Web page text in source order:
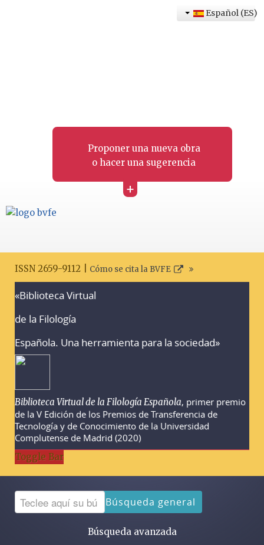
Proponer una nueva obra
o hacer una sugerencia
+
Español (ES)
ISSN 2659-9112 | Cómo se cita la BVFE
«Biblioteca Virtual
de la Filología
Española. Una herramienta para la sociedad»
Biblioteca Virtual de la Filología Española, primer premio
de la V Edición de los Premios de Transferencia de
Tecnología y de Conocimiento de la Universidad
Complutense de Madrid (2020)
Toggle Bar
Búsqueda general
Búsqueda avanzada